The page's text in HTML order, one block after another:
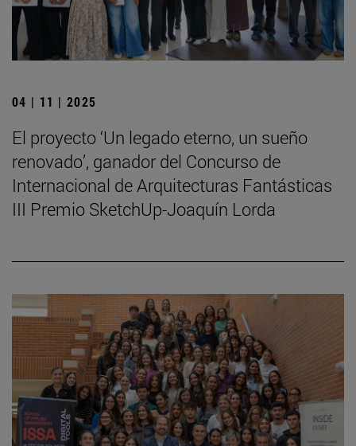
04 | 11 | 2025
El proyecto ‘Un legado eterno, un sueño
renovado’, ganador del Concurso de
Internacional de Arquitecturas Fantásticas
III Premio SketchUp-Joaquín Lorda